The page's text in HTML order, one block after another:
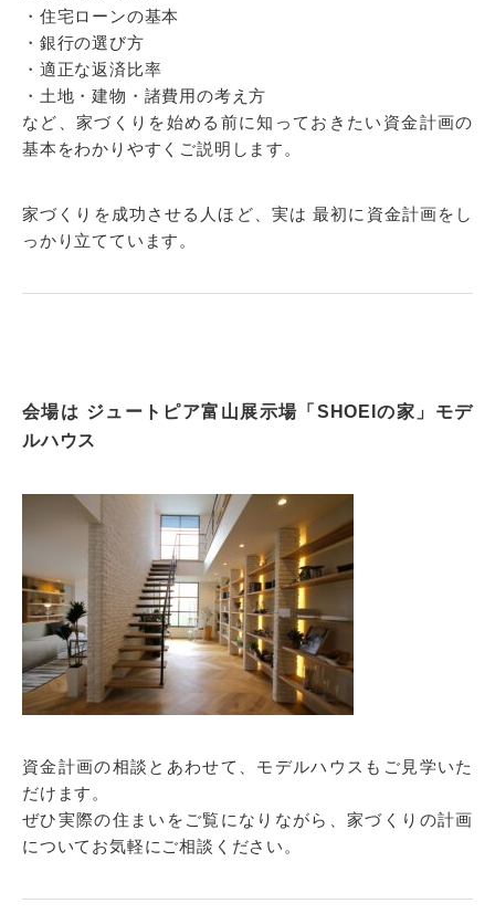
・住宅ローンの基本
・銀行の選び方
・適正な返済比率
・土地・建物・諸費用の考え方
など、家づくりを始める前に知っておきたい資金計画の
基本をわかりやすくご説明します。
家づくりを成功させる人ほど、実は 最初に資金計画をし
っかり立てています。
会場は ジュートピア富山展示場「SHOEIの家」モデ
ルハウス
資金計画の相談とあわせて、モデルハウスもご見学いた
だけます。
ぜひ実際の住まいをご覧になりながら、家づくりの計画
についてお気軽にご相談ください。